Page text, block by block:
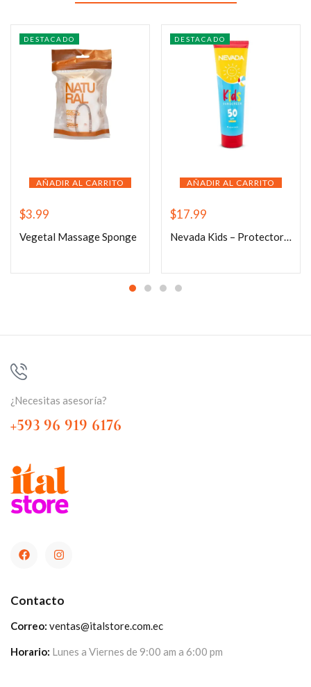
AÑADIR AL CARRITO
DESTACADO
$3.99
Vegetal Massage Sponge
AÑADIR AL CARRITO
DESTACADO
$17.99
Nevada Kids – Protector Solar para Niños SPF 50 270ml
¿Necesitas asesoría?
+593 96 919 6176
Contacto
Correo: ventas@italstore.com.ec
Horario: Lunes a Viernes de 9:00 am a 6:00 pm